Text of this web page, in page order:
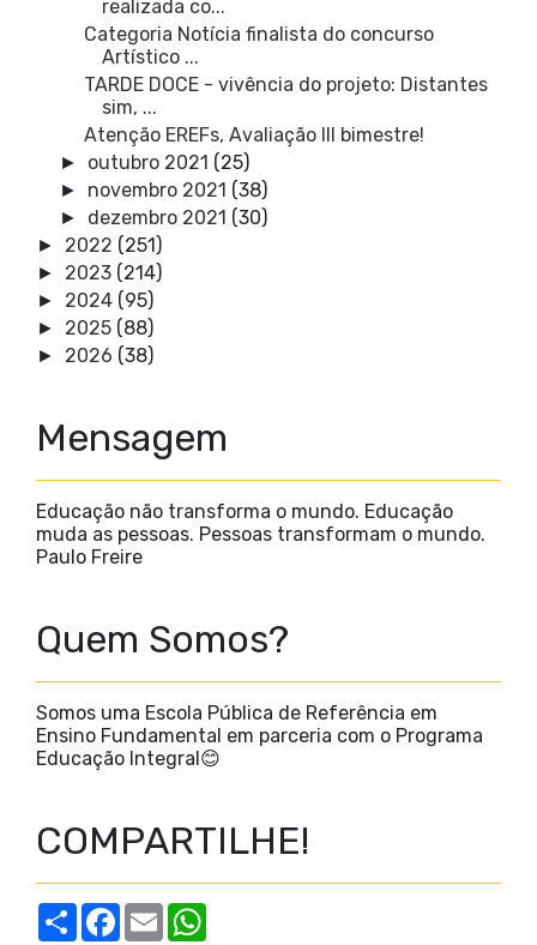
realizada co...
Categoria Notícia finalista do concurso
Artístico ...
TARDE DOCE - vivência do projeto: Distantes
sim, ...
Atenção EREFs, Avaliação III bimestre!
► outubro 2021 (25)
► novembro 2021 (38)
► dezembro 2021 (30)
► 2022 (251)
► 2023 (214)
► 2024 (95)
► 2025 (88)
► 2026 (38)
Mensagem
Educação não transforma o mundo. Educação
muda as pessoas. Pessoas transformam o mundo.
Paulo Freire
Quem Somos?
Somos uma Escola Pública de Referência em
Ensino Fundamental em parceria com o Programa
Educação Integral😊
COMPARTILHE!
S
h
F
E
m